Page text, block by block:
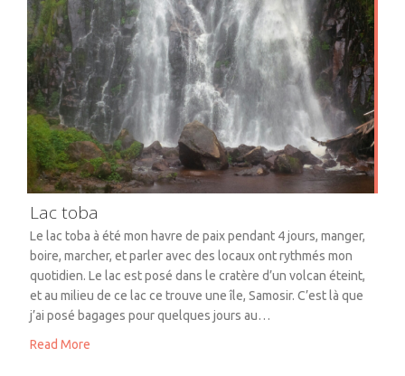
Lac toba
Le lac toba à été mon havre de paix pendant 4 jours, manger,
boire, marcher, et parler avec des locaux ont rythmés mon
quotidien. Le lac est posé dans le cratère d’un volcan éteint,
et au milieu de ce lac ce trouve une île, Samosir. C’est là que
j’ai posé bagages pour quelques jours au…
Read More